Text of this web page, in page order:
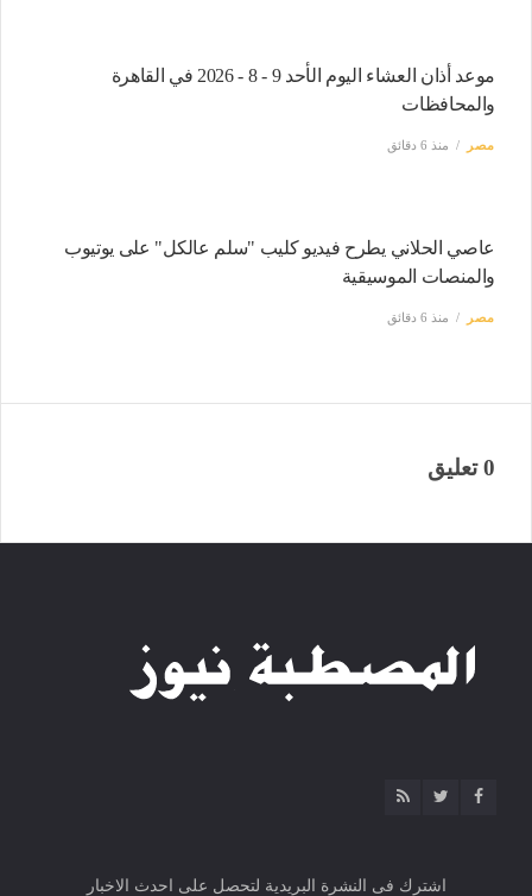
موعد أذان العشاء اليوم الأحد 9 - 8 - 2026 في القاهرة
والمحافظات
مصر منذ 6 دقائق
عاصي الحلاني يطرح فيديو كليب "سلم عالكل" على يوتيوب
والمنصات الموسيقية
مصر منذ 6 دقائق
0 تعليق
اشترك فى النشرة البريدية لتحصل على احدث الاخبار